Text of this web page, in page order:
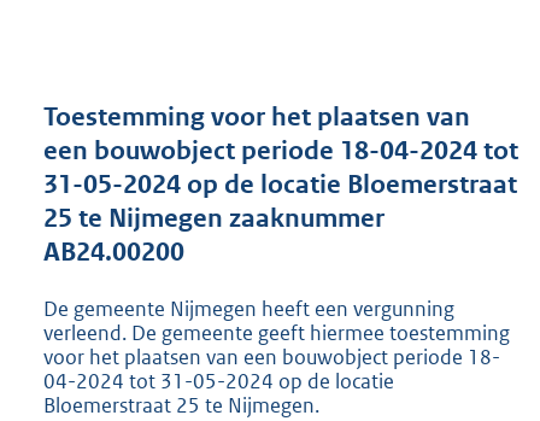
r
o
o
t
t
1
0
K
b
Toestemming voor het plaatsen van
een bouwobject periode 18-04-2024 tot
31-05-2024 op de locatie Bloemerstraat
25 te Nijmegen zaaknummer
AB24.00200
De gemeente Nijmegen heeft een vergunning
verleend. De gemeente geeft hiermee toestemming
voor het plaatsen van een bouwobject periode 18-
04-2024 tot 31-05-2024 op de locatie
Bloemerstraat 25 te Nijmegen.